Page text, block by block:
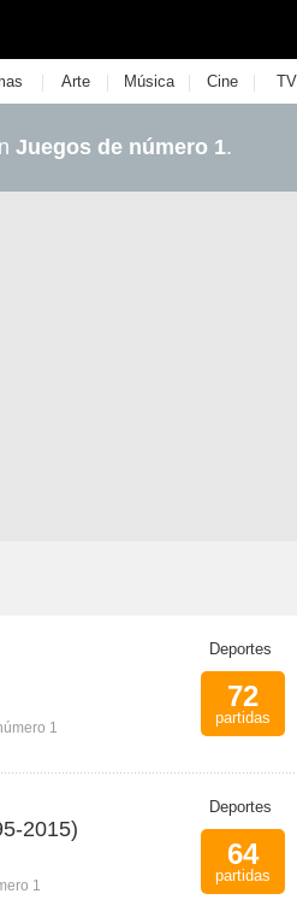
| Arte | Música | Cine | TV
Juegos de número 1.
1
Deportes
72
partidas
2015)
1
Deportes
64
partidas